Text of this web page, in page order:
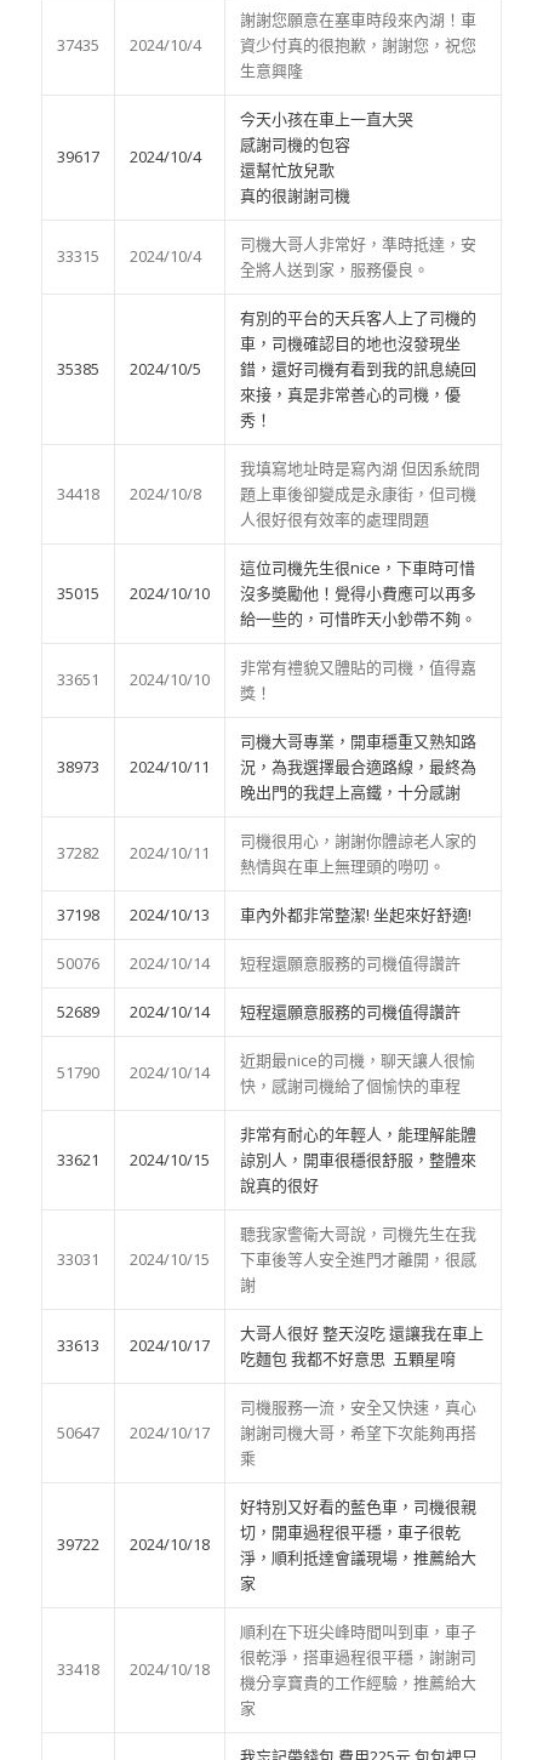
37435 2024/10/4
謝謝您願意在塞車時段來內湖！車
資少付真的很抱歉，謝謝您，祝您
生意興隆
39617 2024/10/4
今天小孩在車上一直大哭
感謝司機的包容
還幫忙放兒歌
真的很謝謝司機
33315 2024/10/4
司機大哥人非常好，準時抵達，安
全將人送到家，服務優良。
35385 2024/10/5
有別的平台的天兵客人上了司機的
車，司機確認目的地也沒發現坐
錯，還好司機有看到我的訊息繞回
來接，真是非常善心的司機，優
秀！
34418 2024/10/8
我填寫地址時是寫內湖 但因系統問
題上車後卻變成是永康街，但司機
人很好很有效率的處理問題
35015 2024/10/10
這位司機先生很nice，下車時可惜
沒多奬勵他！覺得小費應可以再多
給一些的，可惜昨天小鈔帶不夠。
33651 2024/10/10
非常有禮貌又體貼的司機，值得嘉
獎！
38973 2024/10/11
司機大哥專業，開車穩重又熟知路
況，為我選擇最合適路線，最終為
晚出門的我趕上高鐵，十分感謝
37282 2024/10/11
司機很用心，謝謝你體諒老人家的
熱情與在車上無理頭的嘮叨。
37198 2024/10/13 車內外都非常整潔! 坐起來好舒適!
50076 2024/10/14 短程還願意服務的司機值得讚許
52689 2024/10/14 短程還願意服務的司機值得讚許
51790 2024/10/14
近期最nice的司機，聊天讓人很愉
快，感謝司機給了個愉快的車程
33621 2024/10/15
非常有耐心的年輕人，能理解能體
諒別人，開車很穩很舒服，整體來
說真的很好
33031 2024/10/15
聽我家警衛大哥說，司機先生在我
下車後等人安全進門才離開，很感
謝
33613 2024/10/17
大哥人很好 整天沒吃 還讓我在車上
吃麵包 我都不好意思 五顆星唷
50647 2024/10/17
司機服務一流，安全又快速，真心
謝謝司機大哥，希望下次能夠再搭
乘
39722 2024/10/18
好特別又好看的藍色車，司機很親
切，開車過程很平穩，車子很乾
淨，順利抵達會議現場，推薦給大
家
33418 2024/10/18
順利在下班尖峰時間叫到車，車子
很乾淨，搭車過程很平穩，謝謝司
機分享寶貴的工作經驗，推薦給大
家